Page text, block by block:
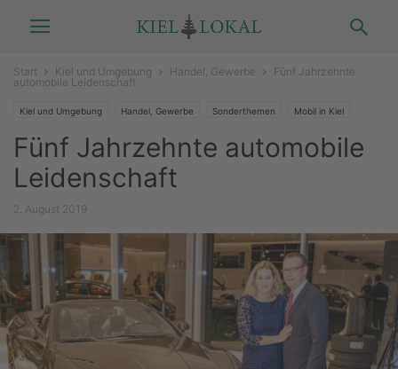
Start Kiel und Umgebung Handel, Gewerbe
Fünf Jahrzehnte
automobile Leidenschaft
Kiel und Umgebung Handel, Gewerbe Sonderthemen Mobil in Kiel
Fünf Jahrzehnte automobile
Leidenschaft
2. August 2019